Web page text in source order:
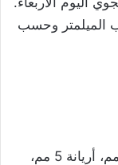
الميلمتر وحسب
رواد 2 مم، سيدي ثابت 3 مم، شرفش 3 مم، أريانة 5 مم،